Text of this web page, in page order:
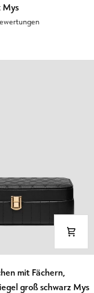
Mys
mit Fächern,
groß schwarz Mys